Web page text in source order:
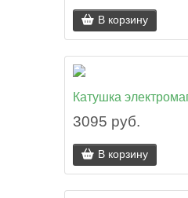
В корзину
Катушка
3095 руб.
В корзину